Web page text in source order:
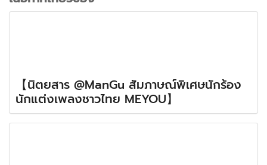
【นิตยสาร @ManGu สัมภาษณ์พิเศษนักร้อง
นักแต่งเพลงชาวไทย MEYOU】